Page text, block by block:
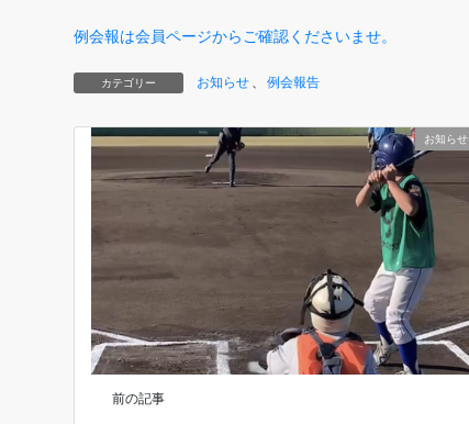
例会報は会員ページからご確認くださいませ。
カテゴリー お知らせ 、 例会報告
お知らせ
前の記事